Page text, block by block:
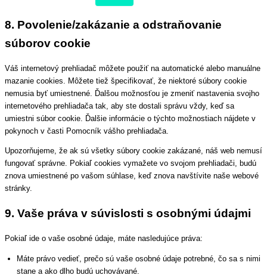
8. Povolenie/zakázanie a odstraňovanie
súborov cookie
Váš internetový prehliadač môžete použiť na automatické alebo manuálne
mazanie cookies. Môžete tiež špecifikovať, že niektoré súbory cookie
nemusia byť umiestnené. Ďalšou možnosťou je zmeniť nastavenia svojho
internetového prehliadača tak, aby ste dostali správu vždy, keď sa
umiestni súbor cookie. Ďalšie informácie o týchto možnostiach nájdete v
pokynoch v časti Pomocník vášho prehliadača.
Upozorňujeme, že ak sú všetky súbory cookie zakázané, náš web nemusí
fungovať správne. Pokiaľ cookies vymažete vo svojom prehliadači, budú
znova umiestnené po vašom súhlase, keď znova navštívite naše webové
stránky.
9. Vaše práva v súvislosti s osobnými údajmi
Pokiaľ ide o vaše osobné údaje, máte nasledujúce práva:
Máte právo vedieť, prečo sú vaše osobné údaje potrebné, čo sa s nimi
stane a ako dlho budú uchovávané.